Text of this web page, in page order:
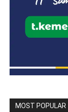
MOST POPULAR